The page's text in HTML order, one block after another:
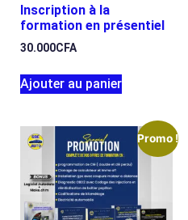
Inscription à la
formation en présentiel
30.000CFA
Ajouter au panier
Promo !